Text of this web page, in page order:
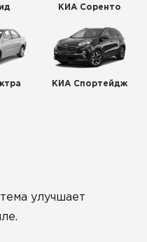
КИА Соренто
КИА Спортейдж
улучшает